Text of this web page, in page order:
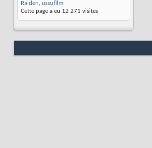
Raiden, ussufllm
Cette page a eu 12 271 visites